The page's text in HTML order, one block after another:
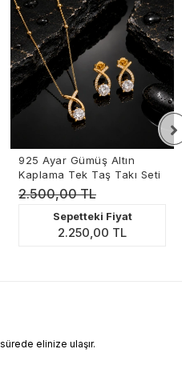
Altın Kaplama Nazar Gözlü
Kalp Kolye
1.650,00 TL
Sepetteki Fiyat
1.485,00 TL
elinize ulaşır.